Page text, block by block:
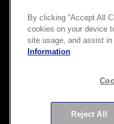
Copyright © 2026
By clicking “Accept All
cookies on your device
site usage, and assist
Information
Reject All